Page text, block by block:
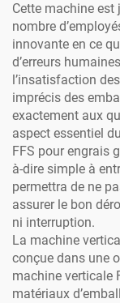
Cette machine est
nombre
innovante en ce
d’erreurs
l’insatisfaction
imprécis des
exactement aux
aspect essentiel
FFS pour engrais
à-dire simple à
permettra de ne
assurer le bon
ni interruption.
La machine
conçue dans une
machine verticale
matériaux